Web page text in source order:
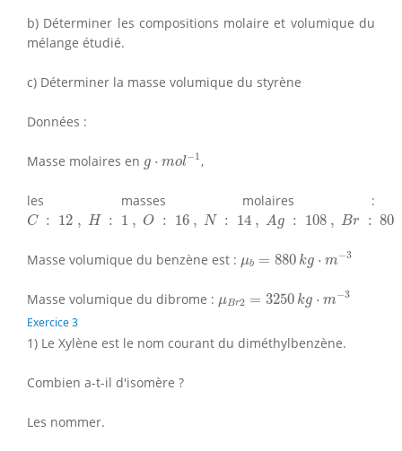
b) Déterminer les compositions molaire et volumique du
mélange étudié.
c) Déterminer la masse volumique du styrène
Données :
Masse molaires en g ⋅ mol−1
−1 ,
les masses molaires :
C : 12 , H : 1 , O : 16 , N : 14 , Ag : 108 , Br : 80
C 12, :1 O 16 N : 14 A g 108 Br : 80
Masse volumique du benzène est : μb = 880 kg ⋅ m−3
880k 3
Masse volumique du dibrome : μBr2 = 3250 kg ⋅ m−3
3250 k −3
Exercice 3
1) Le Xylène est le nom courant du diméthylbenzène.
Combien a-t-il d'isomère ?
Les nommer.